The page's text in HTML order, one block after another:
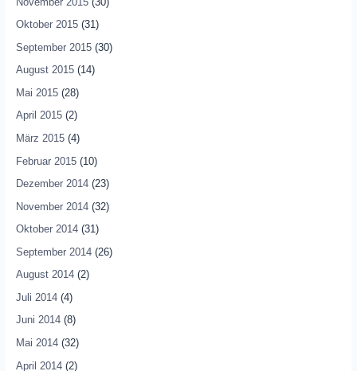
Oktober 2015(31)
September 2015(30)
August 2015(14)
Mai 2015(28)
April 2015(2)
März 2015(4)
Februar 2015(10)
Dezember 2014(23)
November 2014(32)
Oktober 2014(31)
September 2014(26)
August 2014(2)
Juli 2014(4)
Juni 2014(8)
Mai 2014(32)
April 2014(2)